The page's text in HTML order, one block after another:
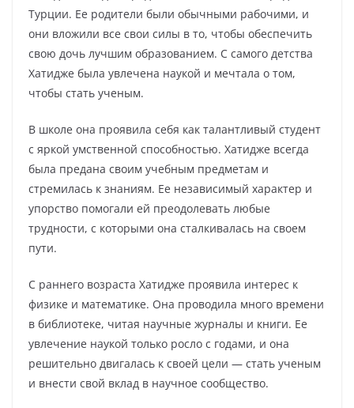
Турции. Ее родители были обычными рабочими, и
они вложили все свои силы в то, чтобы обеспечить
свою дочь лучшим образованием. С самого детства
Хатидже была увлечена наукой и мечтала о том,
чтобы стать ученым.
В школе она проявила себя как талантливый студент
с яркой умственной способностью. Хатидже всегда
была предана своим учебным предметам и
стремилась к знаниям. Ее независимый характер и
упорство помогали ей преодолевать любые
трудности, с которыми она сталкивалась на своем
пути.
С раннего возраста Хатидже проявила интерес к
физике и математике. Она проводила много времени
в библиотеке, читая научные журналы и книги. Ее
увлечение наукой только росло с годами, и она
решительно двигалась к своей цели — стать ученым
и внести свой вклад в научное сообщество.